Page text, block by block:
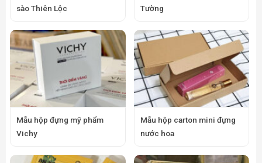
sào Thiên Lộc
Tường
Mẫu hộp đựng mỹ phẩm
Vichy
Mẫu hộp carton mini đựng
nước hoa